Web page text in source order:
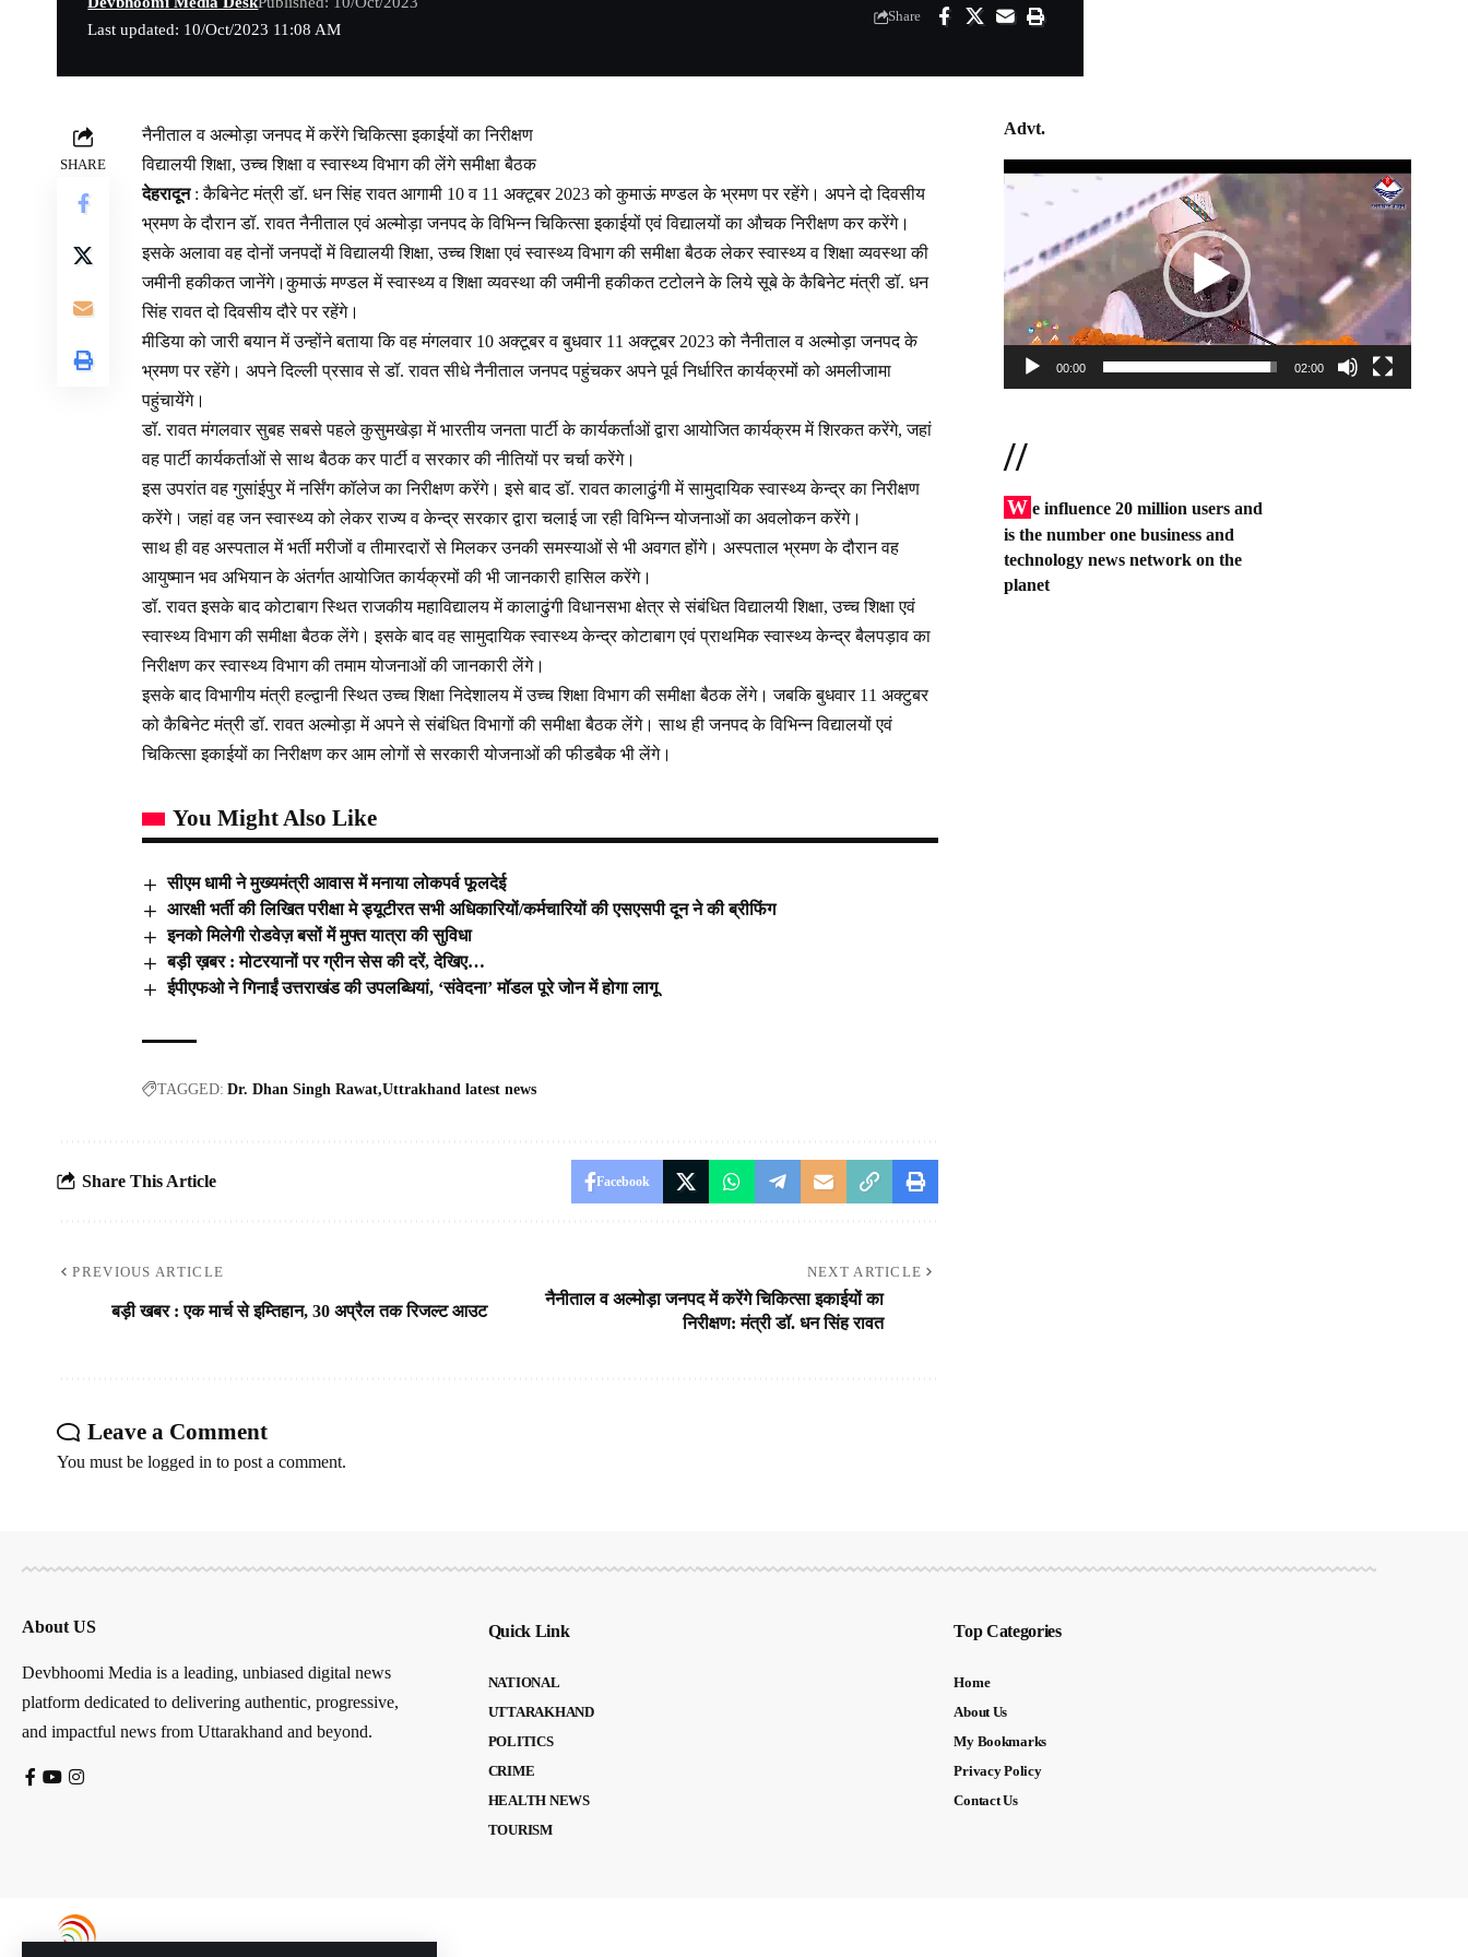
Last updated: 10/Oct/2023 11:08 AM
Share
SHARE
नैनीताल व अल्मोड़ा जनपद में करेंगे चिकित्सा इकाईयों का निरीक्षण
विद्यालयी शिक्षा, उच्च शिक्षा व स्वास्थ्य विभाग की लेंगे समीक्षा बैठक
देहरादून: कैबिनेट मंत्री डॉ. धन सिंह रावत आगामी 10 व 11 अक्टूबर 2023 को कुमाऊं मण्डल के भ्रमण पर रहेंगे। अपने दो दिवसीय
भ्रमण के दौरान डॉ. रावत नैनीताल एवं अल्मोड़ा जनपद के विभिन्न चिकित्सा इकाईयों एवं विद्यालयों का औचक निरीक्षण कर करेंगे।
इसके अलावा वह दोनों जनपदों में विद्यालयी शिक्षा, उच्च शिक्षा एवं स्वास्थ्य विभाग की समीक्षा बैठक लेकर स्वास्थ्य व शिक्षा व्यवस्था की
जमीनी हकीकत जानेंगे।कुमाऊं मण्डल में स्वास्थ्य व शिक्षा व्यवस्था की जमीनी हकीकत टटोलने के लिये सूबे के कैबिनेट मंत्री डॉ. धन
सिंह रावत दो दिवसीय दौरे पर रहेंगे।
मीडिया को जारी बयान में उन्होंने बताया कि वह मंगलवार 10 अक्टूबर व बुधवार 11 अक्टूबर 2023 को नैनीताल व अल्मोड़ा जनपद के
भ्रमण पर रहेंगे। अपने दिल्ली प्रसाव से डॉ. रावत सीधे नैनीताल जनपद पहुंचकर अपने पूर्व निर्धारित कार्यक्रमों को अमलीजामा
पहुंचायेंगे।
डॉ. रावत मंगलवार सुबह सबसे पहले कुसुमखेड़ा में भारतीय जनता पार्टी के कार्यकर्ताओं द्वारा आयोजित कार्यक्रम में शिरकत करेंगे, जहां
वह पार्टी कार्यकर्ताओं से साथ बैठक कर पार्टी व सरकार की नीतियों पर चर्चा करेंगे।
इस उपरांत वह गुसांईपुर में नर्सिंग कॉलेज का निरीक्षण करेंगे। इसे बाद डॉ. रावत कालाढुंगी में सामुदायिक स्वास्थ्य केन्द्र का निरीक्षण
करेंगे। जहां वह जन स्वास्थ्य को लेकर राज्य व केन्द्र सरकार द्वारा चलाई जा रही विभिन्न योजनाओं का अवलोकन करेंगे।
साथ ही वह अस्पताल में भर्ती मरीजों व तीमारदारों से मिलकर उनकी समस्याओं से भी अवगत होंगे। अस्पताल भ्रमण के दौरान वह
आयुष्मान भव अभियान के अंतर्गत आयोजित कार्यक्रमों की भी जानकारी हासिल करेंगे।
डॉ. रावत इसके बाद कोटाबाग स्थित राजकीय महाविद्यालय में कालाढुंगी विधानसभा क्षेत्र से संबंधित विद्यालयी शिक्षा, उच्च शिक्षा एवं
स्वास्थ्य विभाग की समीक्षा बैठक लेंगे। इसके बाद वह सामुदायिक स्वास्थ्य केन्द्र कोटाबाग एवं प्राथमिक स्वास्थ्य केन्द्र बैलपड़ाव का
निरीक्षण कर स्वास्थ्य विभाग की तमाम योजनाओं की जानकारी लेंगे।
इसके बाद विभागीय मंत्री हल्द्वानी स्थित उच्च शिक्षा निदेशालय में उच्च शिक्षा विभाग की समीक्षा बैठक लेंगे। जबकि बुधवार 11 अक्टुबर
को कैबिनेट मंत्री डॉ. रावत अल्मोड़ा में अपने से संबंधित विभागों की समीक्षा बैठक लेंगे। साथ ही जनपद के विभिन्न विद्यालयों एवं
चिकित्सा इकाईयों का निरीक्षण कर आम लोगों से सरकारी योजनाओं की फीडबैक भी लेंगे।
You Might Also Like
सीएम धामी ने मुख्यमंत्री आवास में मनाया लोकपर्व फूलदेई
आरक्षी भर्ती की लिखित परीक्षा मे ड्यूटीरत सभी अधिकारियों/कर्मचारियों की एसएसपी दून ने की ब्रीफिंग
इनको मिलेगी रोडवेज़ बसों में मुफ्त यात्रा की सुविधा
बड़ी ख़बर : मोटरयानों पर ग्रीन सेस की दरें, देखिए…
ईपीएफओ ने गिनाईं उत्तराखंड की उपलब्धियां, ‘संवेदना’ मॉडल पूरे जोन में होगा लागू
TAGGED: Dr. Dhan Singh Rawat Uttrakhand latest news
Share This Article Facebook
PREVIOUS ARTICLE
बड़ी खबर : एक मार्च से इम्तिहान, 30 अप्रैल तक रिजल्ट आउट
NEXT ARTICLE
नैनीताल व अल्मोड़ा जनपद में करेंगे चिकित्सा इकाईयों का
निरीक्षण: मंत्री डॉ. धन सिंह रावत
Leave a Comment
You must be logged in to post a comment.
Advt.
Video
00:00 02:00
//
W e influence 20 million users and
is the number one business and
technology news network on the
planet
About US
Devbhoomi Media is a leading, unbiased digital news
platform dedicated to delivering authentic, progressive,
and impactful news from Uttarakhand and beyond.
Quick Link
NATIONAL
UTTARAKHAND
POLITICS
CRIME
HEALTH NEWS
TOURISM
Top Categories
Home
About Us
My Bookmarks
Privacy Policy
Contact Us